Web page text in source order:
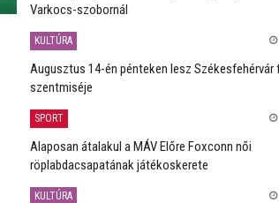
Varkocs-szobornál
KULTÚRA
Augusztus 14-én pénteken lesz Székesfehérvár
szentmiséje
SPORT
Alaposan átalakul a MÁV Előre Foxconn női
röplabdacsapatának játékoskerete
KULTÚRA